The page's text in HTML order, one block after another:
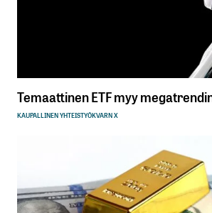
Temaattinen ETF myy
KAUPALLINEN YHTEISTYÖKVARN X